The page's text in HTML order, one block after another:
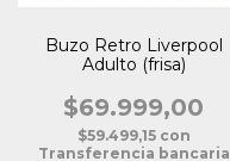
Buzo Retro Liverpool
Adulto (frisa)
$69.999,00
$59.499,15 con
Transferencia bancaria